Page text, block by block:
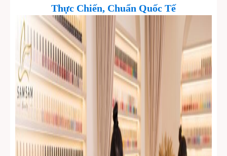
Thực Chiến, Chuẩn Quốc Tế